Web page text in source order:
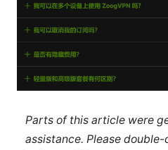
Parts of this article were
assistance. Please